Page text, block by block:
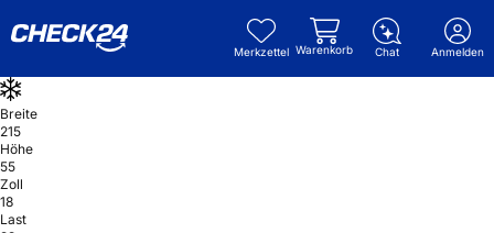
Merkzettel Warenkorb Chat Anmelden
Breite
215
Höhe
55
Zoll
18
Last